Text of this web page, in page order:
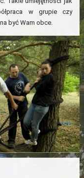
w grupie czy
być Wam obce.